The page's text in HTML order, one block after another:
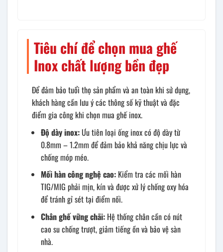
Tiêu chí để chọn mua ghế
Inox chất lượng bền đẹp
Để đảm bảo tuổi thọ sản phẩm và an toàn khi sử dụng,
khách hàng cần lưu ý các thông số kỹ thuật và đặc
điểm gia công khi chọn mua ghế inox.
Độ dày inox: Ưu tiên loại ống inox có độ dày từ
0.8mm – 1.2mm để đảm bảo khả năng chịu lực và
chống móp méo.
Mối hàn công nghệ cao: Kiểm tra các mối hàn
TIG/MIG phải mịn, kín và được xử lý chống oxy hóa
để tránh gỉ sét tại điểm nối.
Chân ghế vững chãi: Hệ thống chân cần có nút
cao su chống trượt, giảm tiếng ồn và bảo vệ sàn
nhà.